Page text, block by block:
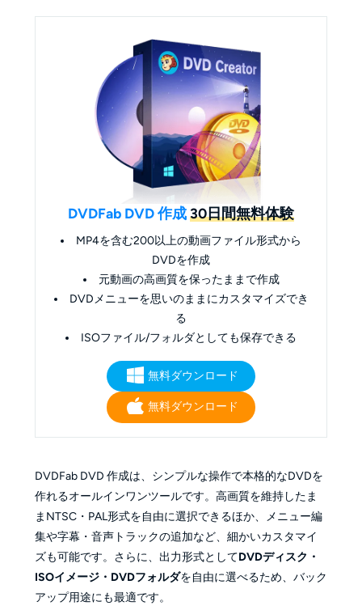
DVDFab DVD 作成30日間無料体験
MP4を含む200以上の動画ファイル形式から
DVDを作成
元動画の高画質を保ったままで作成
DVDメニューを思いのままにカスタマイズでき
る
ISOファイル/フォルダとしても保存できる
無料ダウンロード
無料ダウンロード
DVDFab DVD 作成は、シンプルな操作で本格的なDVDを
作れるオールインワンツールです。高画質を維持したま
まNTSC・PAL形式を自由に選択できるほか、メニュー編
集や字幕・音声トラックの追加など、細かいカスタマイ
ズも可能です。さらに、出力形式としてDVDディスク・
ISOイメージ・DVDフォルダを自由に選べるため、バック
アップ用途にも最適です。